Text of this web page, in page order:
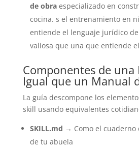
de obraespecializado en
cocina. s el entrenamiento en
entiende el lenguaje jurídico
valiosa que una que entiende
Componentes de una
Igual que un Manual
La guía descompone los
skill usando equivalentes
SKILL.md → Como el cuaderno
de tu abuela